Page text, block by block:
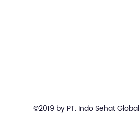
©2019 by PT. Indo Sehat Global